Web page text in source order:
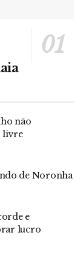
não
livre
de Noronha
e
lucro